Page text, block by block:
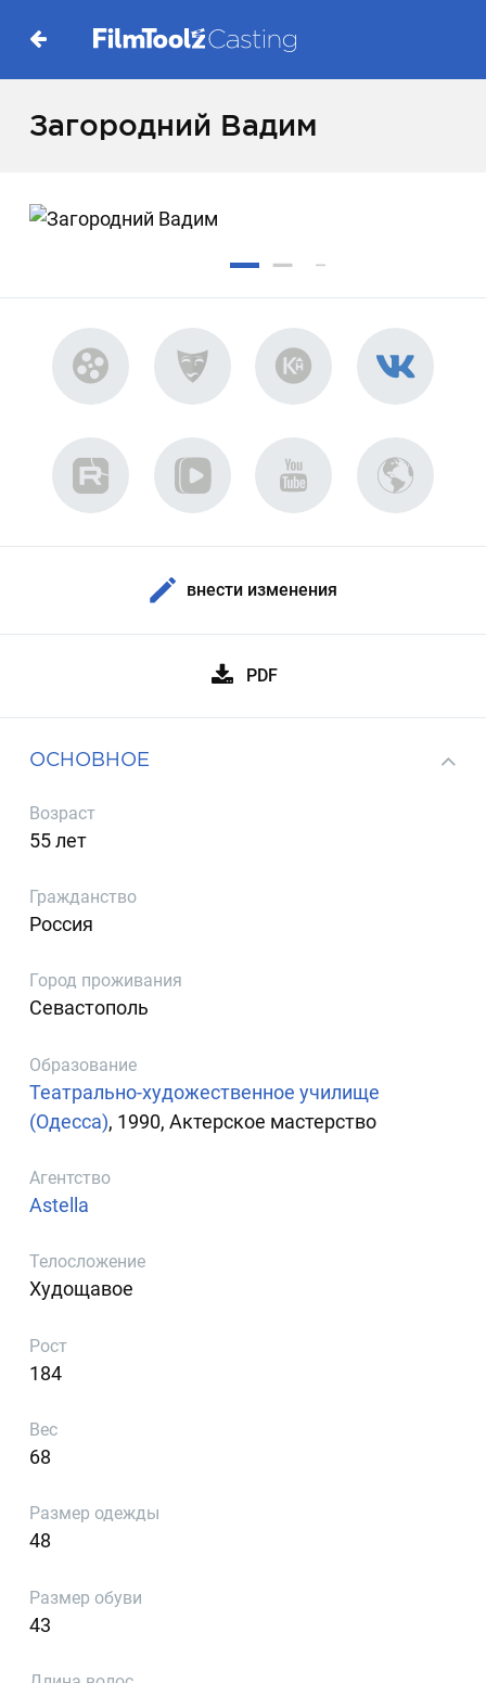
Загородний Вадим
внести изменения
PDF
ОСНОВНОЕ
Возраст
55 лет
Гражданство
Россия
Город проживания
Севастополь
Образование
Театрально-художественное училище
(Одесса), 1990, Актерское мастерство
Агентство
Astella
Телосложение
Худощавое
Рост
184
Вес
68
Размер одежды
48
Размер обуви
43